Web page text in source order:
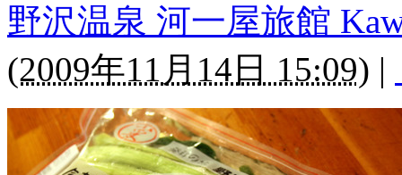
野沢温泉 河一屋旅館
(2009年11月14日 15:09) |